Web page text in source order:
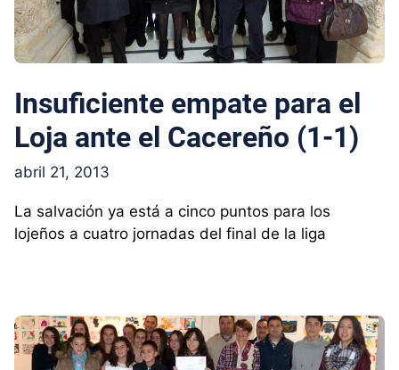
Insuficiente empate para el
Loja ante el Cacereño (1-1)
abril 21, 2013
La salvación ya está a cinco puntos para los
lojeños a cuatro jornadas del final de la liga